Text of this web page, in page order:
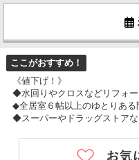
ここがおすすめ！
《値下げ！》
◆水回りやクロスなどリフォー
◆全居室６帖以上のゆとりある
◆スーパーやドラッグストア